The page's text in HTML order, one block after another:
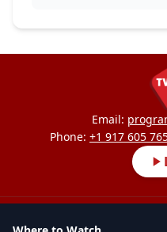
Email:
Phone: +1 917 605